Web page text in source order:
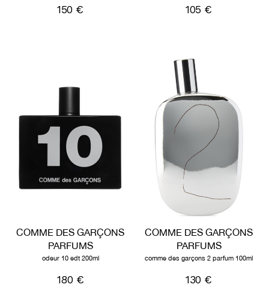
150 € 105 €
COMME DES GARÇONS
PARFUMS
odeur 10 edt 200ml
180 €
COMME DES GARÇONS
PARFUMS
comme des garçons 2 parfum 100ml
130 €